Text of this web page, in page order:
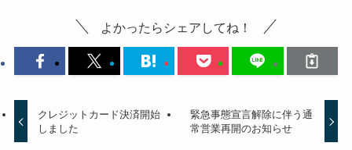
よかったらシェアしてね！
クレジットカード決済開始
しました
緊急事態宣言解除に伴う通
常営業再開のお知らせ